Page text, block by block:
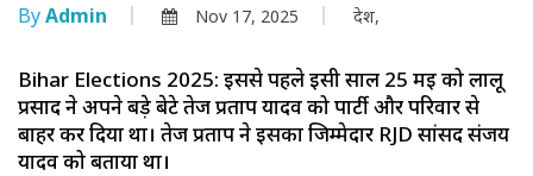
ByAdmin Nov 17, 2025 देश,
Bihar Elections 2025: इससे पहले इसी साल 25 मई को लालू
प्रसाद ने अपने बड़े बेटे तेज प्रताप यादव को पार्टी और परिवार से
बाहर कर दिया था। तेज प्रताप ने इसका जिम्मेदार RJD सांसद संजय
यादव को बताया था।